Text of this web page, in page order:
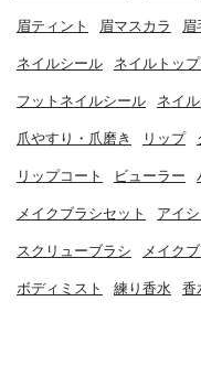
眉ティント 眉マスカラ 眉
ネイルシール ネイルトッ
フットネイルシール ネイ
爪やすり・爪磨き リップ
リップコート ビューラー
メイクブラシセット アイ
スクリューブラシ メイク
ボディミスト 練り香水 香